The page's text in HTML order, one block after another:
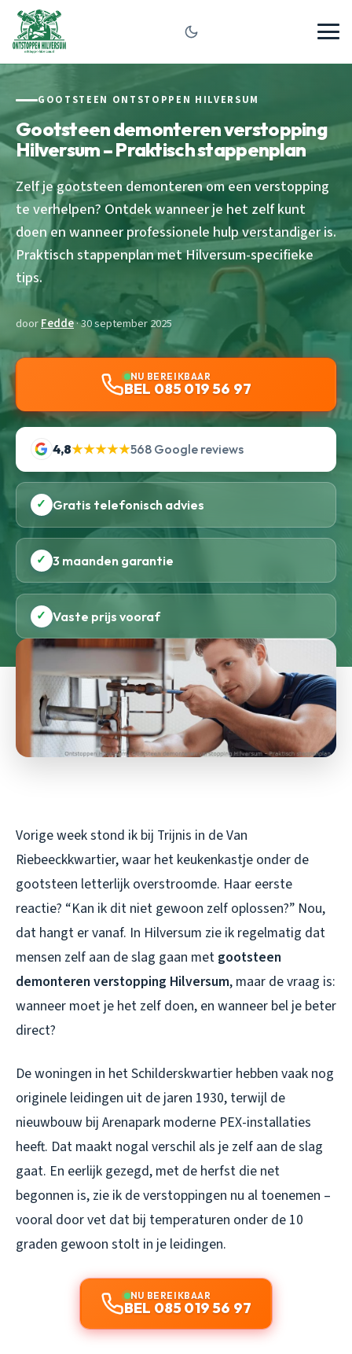
GOOTSTEEN ONTSTOPPEN HILVERSUM
Gootsteen demonteren verstopping
Hilversum – Praktisch stappenplan
Zelf je gootsteen demonteren om een verstopping
te verhelpen? Ontdek wanneer je het zelf kunt
doen en wanneer professionele hulp verstandiger is.
Praktisch stappenplan met Hilversum-specifieke
tips.
doorFedde· 30 september 2025
NU BEREIKBAAR
BEL 085 019 56 97
4,8★★★★★568 Google reviews
✓ Gratis telefonisch advies
✓ 3 maanden garantie
✓ Vaste prijs vooraf
Vorige week stond ik bij Trijnis in de Van
Riebeeckkwartier, waar het keukenkastje onder de
gootsteen letterlijk overstroomde. Haar eerste
reactie? “Kan ik dit niet gewoon zelf oplossen?” Nou,
dat hangt er vanaf. In Hilversum zie ik regelmatig dat
mensen zelf aan de slag gaan met gootsteen
demonteren verstopping Hilversum, maar de vraag is:
wanneer moet je het zelf doen, en wanneer bel je beter
direct?
De woningen in het Schilderskwartier hebben vaak nog
originele leidingen uit de jaren 1930, terwijl de
nieuwbouw bij Arenapark moderne PEX-installaties
heeft. Dat maakt nogal verschil als je zelf aan de slag
gaat. En eerlijk gezegd, met de herfst die net
begonnen is, zie ik de verstoppingen nu al toenemen –
vooral door vet dat bij temperaturen onder de 10
graden gewoon stolt in je leidingen.
NU BEREIKBAAR
BEL 085 019 56 97